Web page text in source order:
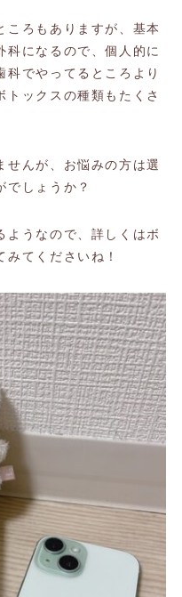
ころもありますが、基本
科になるので、個人的に
科でやってるところより
ックスの種類もたくさ
せんが、お悩みの方は選
でしょうか？
ようなので、詳しくはボ
みてくださいね！